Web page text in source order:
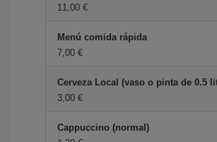
11,00 €
Menú comida rápida
7,00 €
Cerveza Local (vaso o pinta de 0.5
3,00 €
Cappuccino (normal)